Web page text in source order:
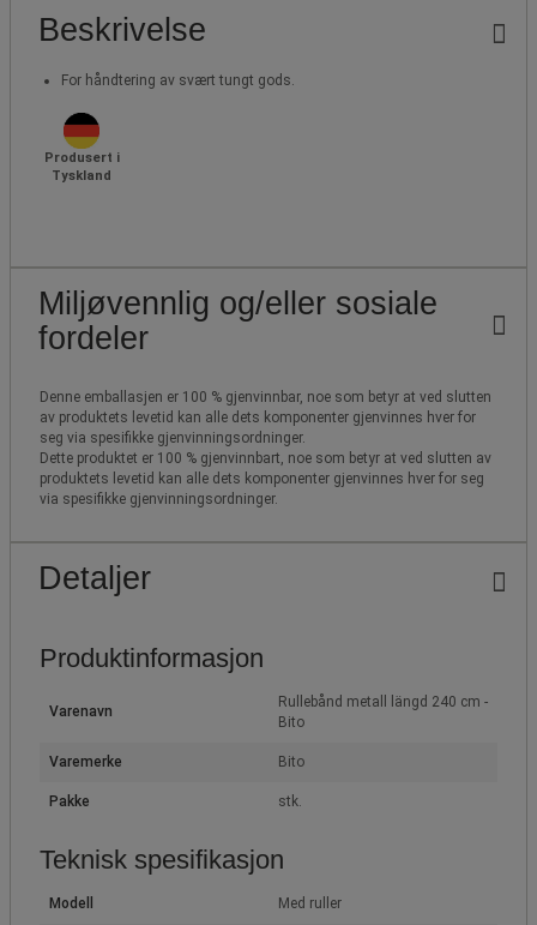
Beskrivelse
For håndtering av svært tungt gods.
Produsert i
Tyskland
Miljøvennlig og/eller sosiale
fordeler
Denne emballasjen er 100 % gjenvinnbar, noe som betyr at ved slutten
av produktets levetid kan alle dets komponenter gjenvinnes hver for
seg via spesifikke gjenvinningsordninger.
Dette produktet er 100 % gjenvinnbart, noe som betyr at ved slutten av
produktets levetid kan alle dets komponenter gjenvinnes hver for seg
via spesifikke gjenvinningsordninger.
Detaljer
Produktinformasjon
Varenavn
Rullebånd metall längd 240 cm -
Bito
Varemerke Bito
Pakke stk.
Teknisk spesifikasjon
Modell Med ruller